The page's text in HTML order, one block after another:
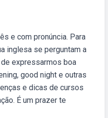
e com pronúncia. Para
inglesa se perguntam a
expressarmos boa
good night e outras
e dicas de cursos
É um prazer te